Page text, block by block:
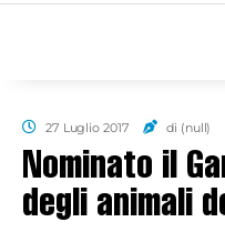
27 Luglio 2017 di (null)
Nominato il
degli animali